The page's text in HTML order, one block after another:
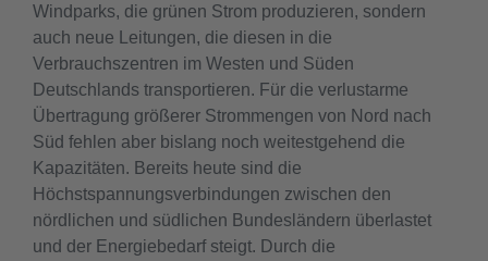
Windparks, die grünen Strom produzieren, sondern
auch neue Leitungen, die diesen in die
Verbrauchszentren im Westen und Süden
Deutschlands transportieren. Für die verlustarme
Übertragung größerer Strommengen von Nord nach
Süd fehlen aber bislang noch weitestgehend die
Kapazitäten. Bereits heute sind die
Höchstspannungsverbindungen zwischen den
nördlichen und südlichen Bundesländern überlastet
und der Energiebedarf steigt. Durch die